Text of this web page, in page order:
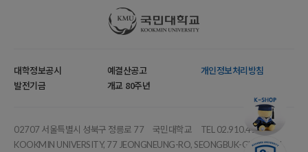
국민대학교
대학정보공시 예결산공고
개인정보처리방침
발전기금
개교 80주년
02707 서울특별시 성북구 정릉로 77 국민대학교
TEL 02.910.4114
KOOKMIN UNIVERSITY, 77 JEONGNEUNG-RO, SEONGBUK-GU, SEOUL,